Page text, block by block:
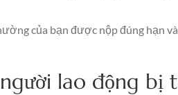
của bạn được nộp đúng hạn
lao động bị